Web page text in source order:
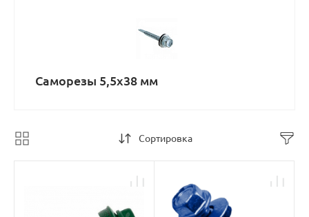
Саморезы 5,5х38 мм
Сортировка